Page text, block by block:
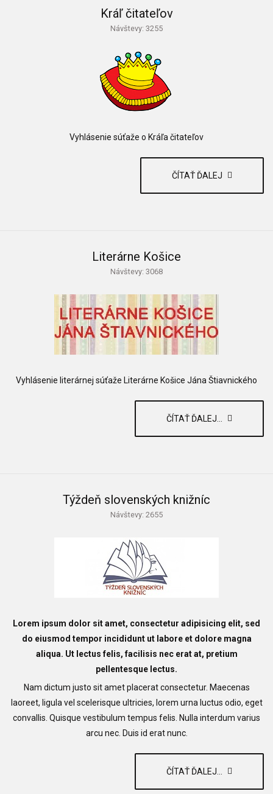
Kráľ čitateľov
Návštevy: 3255
Vyhlásenie súťaže o Kráľa čitateľov
ČÍTAŤ ĎALEJ
Literárne Košice
Návštevy: 3068
Vyhlásenie literárnej súťaže Literárne Košice Jána Štiavnického
ČÍTAŤ ĎALEJ...
Týždeň slovenských knižníc
Návštevy: 2655
Lorem ipsum dolor sit amet, consectetur adipisicing elit, sed
do eiusmod tempor incididunt ut labore et dolore magna
aliqua. Ut lectus felis, facilisis nec erat at, pretium
pellentesque lectus.
Nam dictum justo sit amet placerat consectetur. Maecenas
laoreet, ligula vel scelerisque ultricies, lorem urna luctus odio, eget
convallis. Quisque vestibulum tempus felis. Nulla interdum varius
arcu nec. Duis id erat nunc.
ČÍTAŤ ĎALEJ...